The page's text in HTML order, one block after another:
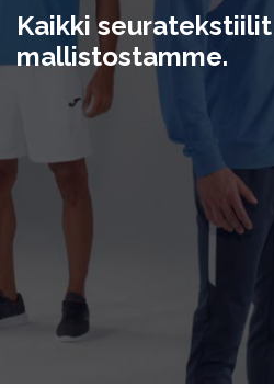
Kaikki
mallistostamme.